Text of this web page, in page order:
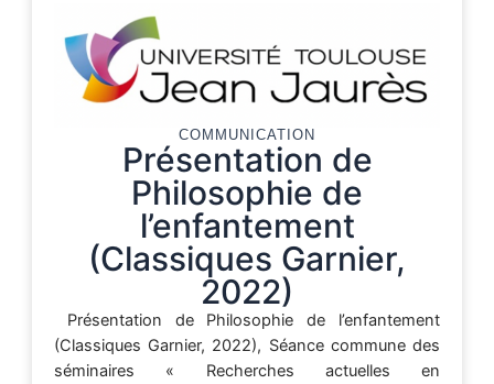
COMMUNICATION
Présentation de
Philosophie de
l’enfantement
(Classiques Garnier,
2022)
Présentation de Philosophie de l’enfantement
(Classiques Garnier, 2022), Séance commune des
séminaires « Recherches actuelles en